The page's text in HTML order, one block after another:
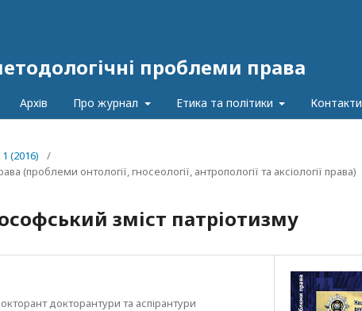
проблеми права
Архів Про журнал Етика та політики Контакти
(2016)
/
(проблеми онтології, гносеології, антропології та аксіології права)
зміст патріотизму
докторантури та аспірантури